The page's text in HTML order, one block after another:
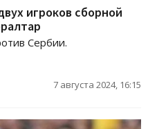
игроков сборной
Сербии.
7 августа 2024, 16:15